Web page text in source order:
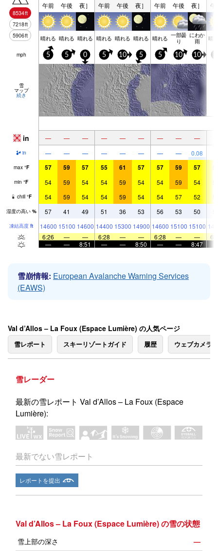
8534ft
7218ft
5906ft
午前 午後 夜］ 午前 午後 夜］ 午前 午後 夜］ 午
晴れる 晴れる 晴れる 晴れる 晴れる 晴れる 晴れる 一部曇
り
にわか
雨 晴
mph 5 5 0 5 10 5 5 10 10
雪
マップ
続き
in — — — — — — — — —
in — — — — — — — — 0.08
max °F 57 59 57 55 61 57 57 59 57
min °F 54 59 54 54 59 54 54 59 54
chill °F 54 59 54 54 59 54 54 57 52
湿度の高い % 57 41 49 51 36 53 56 53 50
凍結高度 ft 14600 15100 14600 14400 15300 14900 14600 15100 15100
6:26
— — 6:28 — — 6:28 — —
—
— 8:51 — — 8:50 — — 8:47
雪崩情報: European Avalanche Warning Services
(EAWS)
Val d’Allos – La Foux (Espace Lumière) の人気ページ
雪レポート スキーリゾートガイド 履歴 ウェブカメラ
雪レーダー
最新の雪レポート Val d’Allos – La Foux (Espace
Lumière):
最新でない雪レポート
レポートを提出
Val d’Allos – La Foux (Espace Lumière) の雪の状態
雪上部の深さ
—